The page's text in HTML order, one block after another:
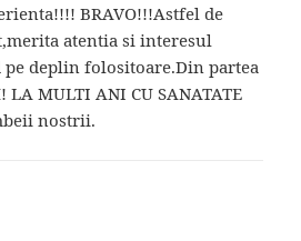
BRAVO!!!Astfel de
atentia si interesul
deplin folositoare.Din partea
MULTI ANI CU SANATATE
nostrii.